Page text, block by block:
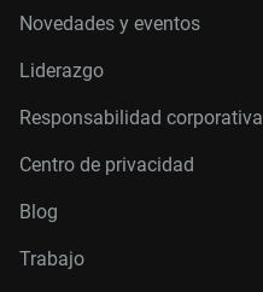
Novedades y eventos
Liderazgo
Responsabilidad corporativa
Centro de privacidad
Blog
Trabajo